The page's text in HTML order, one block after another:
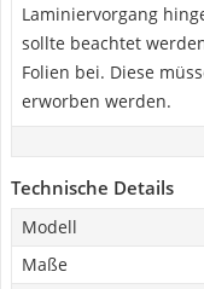
Laminiervorgang
sollte beachtet
Folien bei. Diese
erworben werden.
Technische Details
Modell
Maße